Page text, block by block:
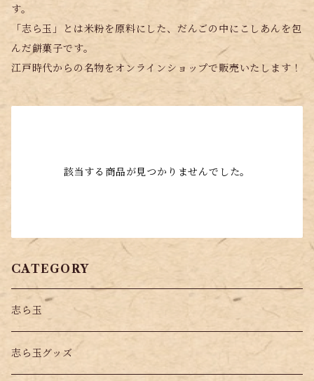
す。
「志ら玉」とは米粉を原料にした、だんごの中にこしあんを包
んだ餅菓子です。
江戸時代からの名物をオンラインショップで販売いたします！
該当する商品が見つかりませんでした。
CATEGORY
志ら玉
志ら玉グッズ